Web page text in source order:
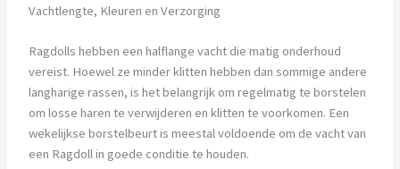
Vachtlengte, Kleuren en Verzorging
Ragdolls hebben een halflange vacht die matig onderhoud
vereist. Hoewel ze minder klitten hebben dan sommige andere
langharige rassen, is het belangrijk om regelmatig te borstelen
om losse haren te verwijderen en klitten te voorkomen. Een
wekelijkse borstelbeurt is meestal voldoende om de vacht van
een Ragdoll in goede conditie te houden.